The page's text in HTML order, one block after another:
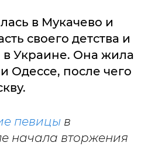
в Мукачево и
своего детства и
Украине. Она жила
Одессе, после чего
певицы в
начала вторжения